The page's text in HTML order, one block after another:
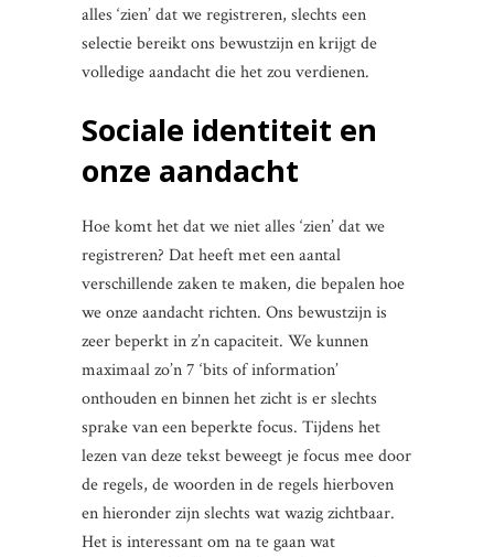
alles ‘zien’ dat we registreren, slechts een
selectie bereikt ons bewustzijn en krijgt de
volledige aandacht die het zou verdienen.
Sociale identiteit en
onze aandacht
Hoe komt het dat we niet alles ‘zien’ dat we
registreren? Dat heeft met een aantal
verschillende zaken te maken, die bepalen hoe
we onze aandacht richten. Ons bewustzijn is
zeer beperkt in z’n capaciteit. We kunnen
maximaal zo’n 7 ‘bits of information’
onthouden en binnen het zicht is er slechts
sprake van een beperkte focus. Tijdens het
lezen van deze tekst beweegt je focus mee door
de regels, de woorden in de regels hierboven
en hieronder zijn slechts wat wazig zichtbaar.
Het is interessant om na te gaan wat